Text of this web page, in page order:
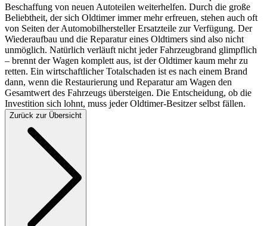
Beschaffung von neuen Autoteilen weiterhelfen. Durch die große
Beliebtheit, der sich Oldtimer immer mehr erfreuen, stehen auch oft
von Seiten der Automobilhersteller Ersatzteile zur Verfügung. Der
Wiederaufbau und die Reparatur eines Oldtimers sind also nicht
unmöglich. Natürlich verläuft nicht jeder Fahrzeugbrand glimpflich
– brennt der Wagen komplett aus, ist der Oldtimer kaum mehr zu
retten. Ein wirtschaftlicher Totalschaden ist es nach einem Brand
dann, wenn die Restaurierung und Reparatur am Wagen den
Gesamtwert des Fahrzeugs übersteigen. Die Entscheidung, ob die
Investition sich lohnt, muss jeder Oldtimer-Besitzer selbst fällen.
Zurück zur Übersicht